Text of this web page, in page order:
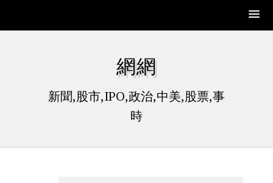
網網
新聞,股市,IPO,政治,中美,股票,事
時